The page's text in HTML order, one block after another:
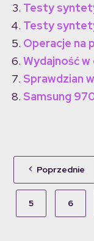
Testy
Testy
Operacje na
Wydajność
Sprawdzian
Samsung
Poprzednie
5 6